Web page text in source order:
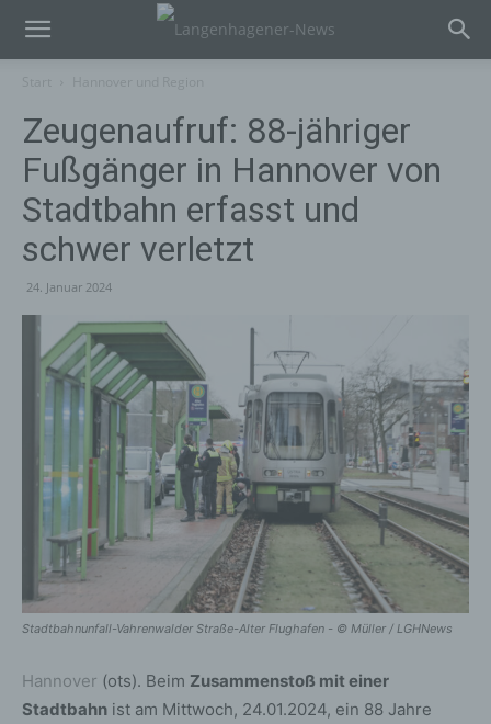
Zeugenaufruf: 88-jähriger
Fußgänger in Hannover von
Stadtbahn erfasst und
schwer verletzt
24. Januar 2024
Stadtbahnunfall-Vahrenwalder Straße-Alter Flughafen - © Müller / LGHNews
Hannover (ots). Beim Zusammenstoß mit einer
Stadtbahn ist am Mittwoch, 24.01.2024, ein 88 Jahre